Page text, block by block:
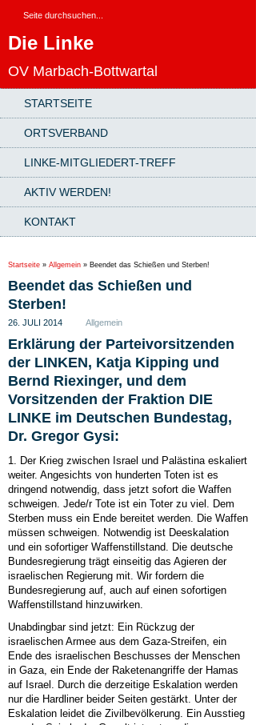
Die Linke
OV Marbach-Bottwartal
STARTSEITE
ORTSVERBAND
LINKE-MITGLIEDERT-TREFF
AKTIV WERDEN!
KONTAKT
Startseite » Allgemein » Beendet das Schießen und Sterben!
Beendet das Schießen und
Sterben!
26. JULI 2014 Allgemein
Erklärung der Parteivorsitzenden
der LINKEN, Katja Kipping und
Bernd Riexinger, und dem
Vorsitzenden der Fraktion DIE
LINKE im Deutschen Bundestag,
Dr. Gregor Gysi:
1. Der Krieg zwischen Israel und Palästina eskaliert
weiter. Angesichts von hunderten Toten ist es
dringend notwendig, dass jetzt sofort die Waffen
schweigen. Jede/r Tote ist ein Toter zu viel. Dem
Sterben muss ein Ende bereitet werden. Die Waffen
müssen schweigen. Notwendig ist Deeskalation
und ein sofortiger Waffenstillstand. Die deutsche
Bundesregierung trägt einseitig das Agieren der
israelischen Regierung mit. Wir fordern die
Bundesregierung auf, auch auf einen sofortigen
Waffenstillstand hinzuwirken.
Unabdingbar sind jetzt: Ein Rückzug der
israelischen Armee aus dem Gaza-Streifen, ein
Ende des israelischen Beschusses der Menschen
in Gaza, ein Ende der Raketenangriffe der Hamas
auf Israel. Durch die derzeitige Eskalation werden
nur die Hardliner beider Seiten gestärkt. Unter der
Eskalation leidet die Zivilbevölkerung. Ein Ausstieg